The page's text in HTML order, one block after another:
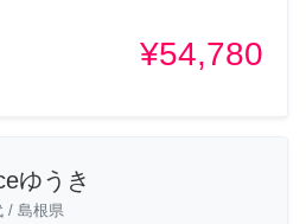
¥54,780
ゆうき
/ 島根県